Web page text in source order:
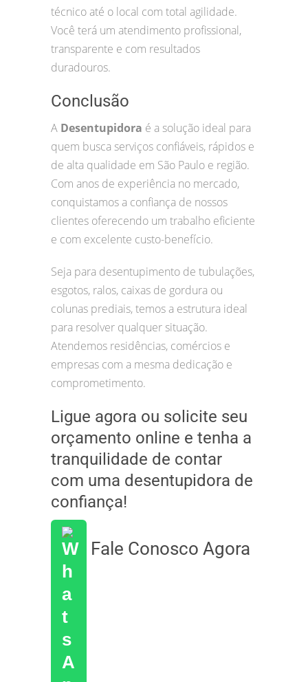
técnico até o local com total agilidade.
Você terá um atendimento profissional,
transparente e com resultados
duradouros.
Conclusão
A Desentupidora é a solução ideal para
quem busca serviços confiáveis, rápidos e
de alta qualidade em São Paulo e região.
Com anos de experiência no mercado,
conquistamos a confiança de nossos
clientes oferecendo um trabalho eficiente
e com excelente custo-benefício.
Seja para desentupimento de tubulações,
esgotos, ralos, caixas de gordura ou
colunas prediais, temos a estrutura ideal
para resolver qualquer situação.
Atendemos residências, comércios e
empresas com a mesma dedicação e
comprometimento.
Ligue agora ou solicite seu
orçamento online e tenha a
tranquilidade de contar
com uma desentupidora de
confiança!
Fale Conosco Agora